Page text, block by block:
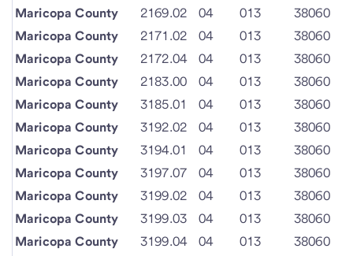
Maricopa County
2169.02 04 013
38060
Maricopa County
2171.02 04 013
38060
Maricopa County
2172.04 04 013
38060
Maricopa County
2183.00 04 013
38060
Maricopa County
3185.01 04 013
38060
Maricopa County
3192.02 04 013
38060
Maricopa County
3194.01 04 013
38060
Maricopa County
3197.07 04 013
38060
Maricopa County
3199.02 04 013
38060
Maricopa County
3199.03 04 013
38060
Maricopa County
3199.04 04 013
38060